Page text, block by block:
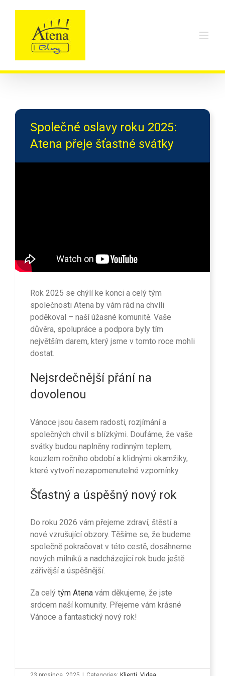
Společné oslavy roku 2025:
Atena přeje šťastné svátky
Rok 2025 se chýlí ke konci a celý tým
společnosti Atena by vám rád na chvíli
poděkoval – naší úžasné komunitě. Vaše
důvěra, spolupráce a podpora byly tím
největším darem, který jsme v tomto roce mohli
dostat.
Nejsrdečnější přání na
dovolenou
Vánoce jsou časem radosti, rozjímání a
společných chvil s blízkými. Doufáme, že vaše
svátky budou naplněny rodinným teplem,
kouzlem ročního období a klidnými okamžiky,
které vytvoří nezapomenutelné vzpomínky.
Šťastný a úspěšný nový rok
Do roku 2026 vám přejeme zdraví, štěstí a
nové vzrušující obzory. Těšíme se, že budeme
společně pokračovat v této cestě, dosáhneme
nových milníků a nadcházející rok bude ještě
zářivější a úspěšnější.
Za celý tým Atena vám děkujeme, že jste
srdcem naší komunity. Přejeme vám krásné
Vánoce a fantastický nový rok!